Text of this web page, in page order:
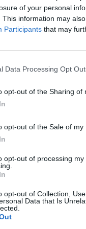
of your personal
This information may
Participants that may
Data Processing Opt
opt-out of the Sharing of
opt-out of the Sale of my
opt-out of processing
opt-out of Collection,
Data that Is
meg a hétfő
fordulóra kerül sor
meg a szavazatok
hogy a PiS és a
portfolio.hu
tartalmazza:
cikkarchívum
elmúlt 2 év napon
Előfizetés